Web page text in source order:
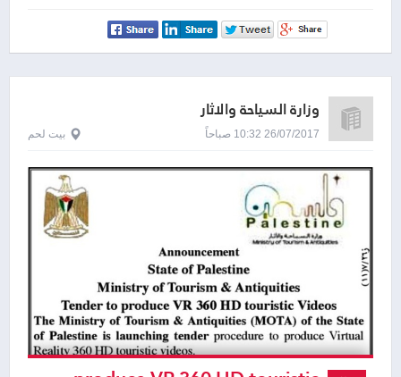
وزارة السياحة والاثار
26/07/2017 10:32 صباحاً بيت لحم